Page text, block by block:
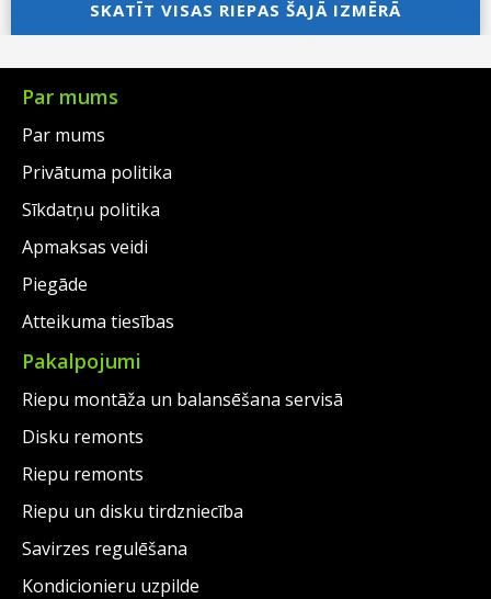
was:
€138.00.
price
is:
€113.00.
was:
€217.00.
price
is:
SKATĪT VISAS RIEPAS ŠAJĀ IZMĒRĀ
Par mums
Par mums
Privātuma politika
Sīkdatņu politika
Apmaksas veidi
Piegāde
Atteikuma tiesības
Pakalpojumi
Riepu montāža un balansēšana servisā
Disku remonts
Riepu remonts
Riepu un disku tirdzniecība
Savirzes regulēšana
Kondicionieru uzpilde